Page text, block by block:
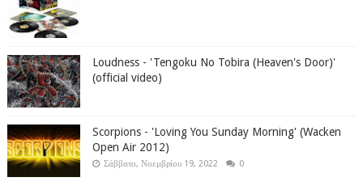
Loudness - 'Tengoku No Tobira (Heaven's Door)'
(official video)
Scorpions - 'Loving You Sunday Morning' (Wacken
Open Air 2012)
Σάββατο, Νοεμβρίου 19, 2022 0